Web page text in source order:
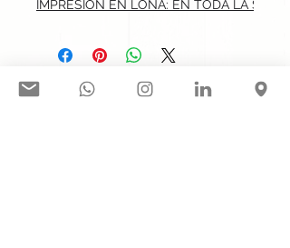
IMPRESIÓN EN LONA: EN TODA LA
Síguenos en nuestras redes